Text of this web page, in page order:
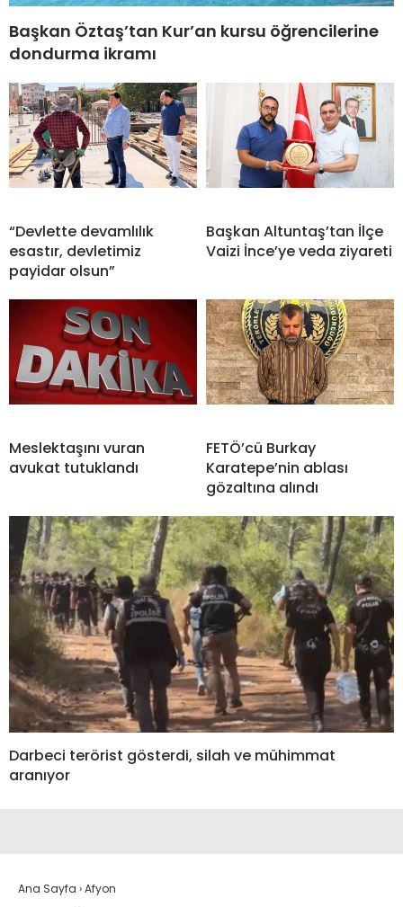
Başkan Öztaş’tan Kur’an kursu öğrencilerine
dondurma ikramı
“Devlette devamlılık
esastır, devletimiz
payidar olsun”
Başkan Altuntaş’tan İlçe
Vaizi İnce’ye veda ziyareti
Meslektaşını vuran
avukat tutuklandı
FETÖ’cü Burkay
Karatepe’nin ablası
gözaltına alındı
Darbeci terörist gösterdi, silah ve mühimmat
aranıyor
Ana Sayfa ›Afyon